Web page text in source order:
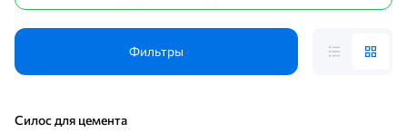
Фильтры
Силос для цемента